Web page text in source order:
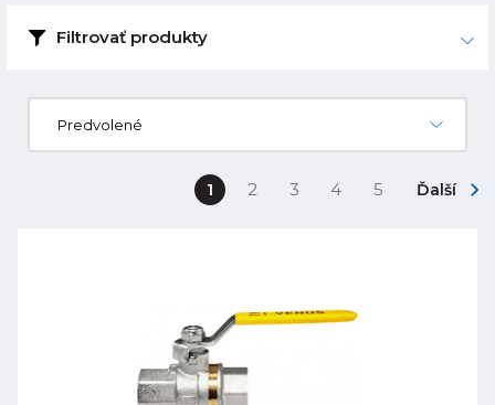
Filtrovať produkty
Predvolené
1 2 3 4 5 Ďalší